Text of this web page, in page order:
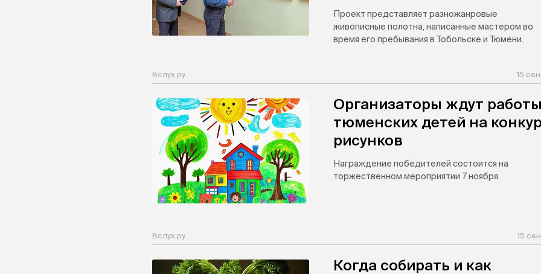
Проект представляет разножанровые
живописные полотна, написанные мастером во
время его пребывания в Тобольске и Тюмени.
Вслух.ру 15
Организаторы ждут работы
тюменских детей на
рисунков
Награждение победителей состоится на
торжественном мероприятии 7 ноября.
Вслух.ру 15
Когда собирать и как